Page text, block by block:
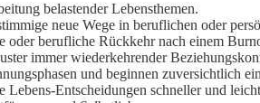
belastender Lebensthemen.
neue Wege in beruflichen oder
oder berufliche Rückkehr nach einem
immer wiederkehrender
und beginnen zuversichtlich
Lebens-Entscheidungen schneller und